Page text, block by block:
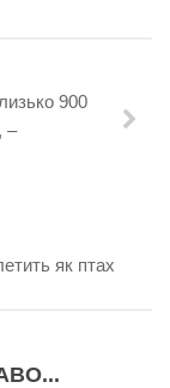
900
–
як птах